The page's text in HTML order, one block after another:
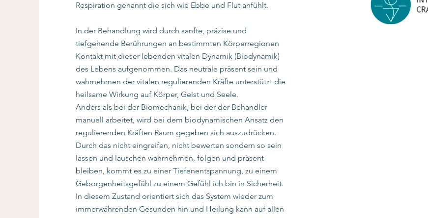
Respiration genannt die sich wie Ebbe und Flut anfühlt.
In der Behandlung wird durch sanfte, präzise und
tiefgehende Berührungen an bestimmten Körperregionen
Kontakt mit dieser lebenden vitalen Dynamik (Biodynamik)
des Lebens aufgenommen. Das neutrale präsent sein und
wahrnehmen der vitalen regulierenden Kräfte unterstützt die
heilsame Wirkung auf Körper, Geist und Seele.
Anders als bei der Biomechanik, bei der der Behandler
manuell arbeitet, wird bei dem biodynamischen Ansatz den
regulierenden Kräften Raum gegeben sich auszudrücken.
Durch das nicht eingreifen, nicht bewerten sondern so sein
lassen und lauschen wahrnehmen, folgen und präsent
bleiben, kommt es zu einer Tiefenentspannung, zu einem
Geborgenheitsgefühl zu einem Gefühl ich bin in Sicherheit.
In diesem Zustand orientiert sich das System wieder zum
immerwährenden Gesunden hin und Heilung kann auf allen